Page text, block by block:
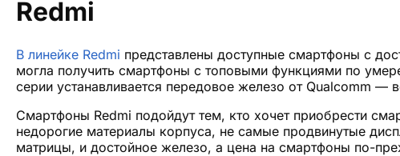
Redmi
В линейке Redmi представлены доступные смартфоны с
могла получить смартфоны с топовыми функциями по
серии устанавливается передовое железо от Qualcomm
Смартфоны Redmi подойдут тем, кто хочет приобрести
недорогие материалы корпуса, не самые продвинутые
матрицы, и достойное железо, а цена на смартфоны по-